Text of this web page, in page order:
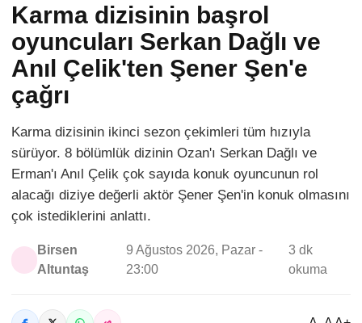
Karma dizisinin başrol
oyuncuları Serkan Dağlı ve
Anıl Çelik'ten Şener Şen'e
çağrı
Karma dizisinin ikinci sezon çekimleri tüm hızıyla
sürüyor. 8 bölümlük dizinin Ozan'ı Serkan Dağlı ve
Erman'ı Anıl Çelik çok sayıda konuk oyuncunun rol
alacağı diziye değerli aktör Şener Şen'in konuk olmasını
çok istediklerini anlattı.
Birsen
Altuntaş
9 Ağustos 2026, Pazar -
23:00
3 dk
okuma